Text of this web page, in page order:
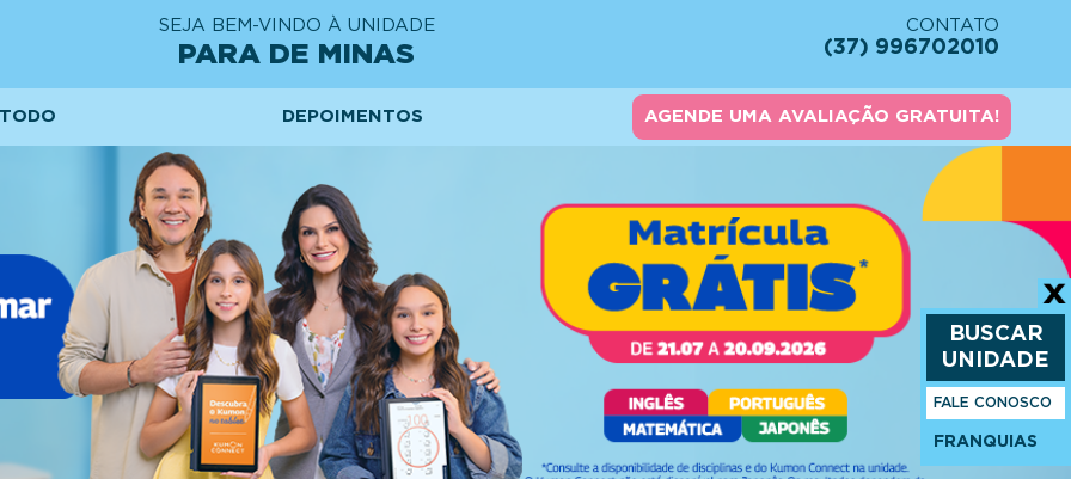
SEJA BEM-VINDO À UNIDADE
PARA DE MINAS
CONTATO
(37) 996702010
DEPOIMENTOS AGENDE UMA AVALIAÇÃO GRATUITA!
BUSCAR
UNIDADE
FALE CONOSCO
FRANQUIAS